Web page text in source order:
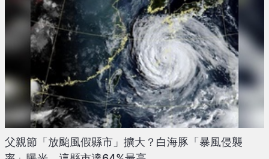
父親節「放颱風假縣市」擴大？白海豚「暴風侵襲